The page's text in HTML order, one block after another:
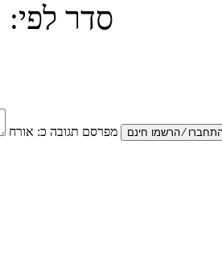
סדר לפי:
מפרסם תגובה כ: אורח